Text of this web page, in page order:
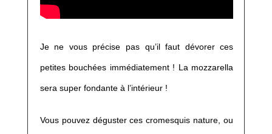
Je ne vous précise pas qu’il faut dévorer ces
petites bouchées immédiatement ! La mozzarella
sera super fondante à l’intérieur !
Vous pouvez déguster ces cromesquis nature, ou